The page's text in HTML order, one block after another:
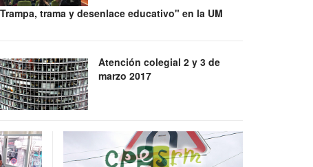
trama y desenlace educativo" en la UM
Atención colegial 2 y 3 de
marzo 2017